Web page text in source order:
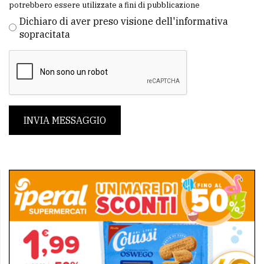
potrebbero essere utilizzate a fini di pubblicazione
Dichiaro di aver preso visione dell'informativa
sopracitata
INVIA MESSAGGIO